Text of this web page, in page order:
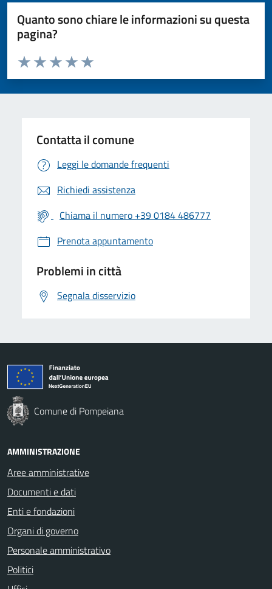
Quanto sono chiare le informazioni su questa
pagina?
Valuta da 1 a 5 stelle la pagina
Valuta 5 stelle su 5
Valuta 4 stelle su 5
Valuta 3 stelle su 5
Valuta 2 stelle su 5
Valuta 1 stelle su 5
Contatta il comune
Leggi le domande frequenti
Richiedi assistenza
Chiama il numero +39 0184 486777
Prenota appuntamento
Problemi in città
Segnala disservizio
Comune di Pompeiana
AMMINISTRAZIONE
Aree amministrative
Documenti e dati
Enti e fondazioni
Organi di governo
Personale amministrativo
Politici